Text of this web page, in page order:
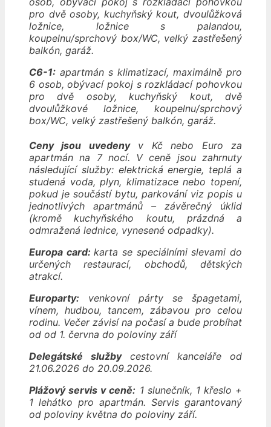
pro dvě osoby, kuchyňský kout, dvoulůžková
ložnice, ložnice s palandou,
koupelnu/sprchový box/WC, velký zastřešený
balkón, garáž.
C6-1: apartmán s klimatizací, maximálně pro
6 osob, obývací pokoj s rozkládací pohovkou
pro dvě osoby, kuchyňský kout, dvě
dvoulůžkové ložnice, koupelnu/sprchový
box/WC, velký zastřešený balkón, garáž.
Ceny jsou uvedenyv Kč nebo Euro za
apartmán na 7 nocí. V ceně jsou zahrnuty
následující služby: elektrická energie, teplá a
studená voda, plyn, klimatizace nebo topení,
pokud je součástí bytu, parkování viz popis u
jednotlivých apartmánů – závěrečný úklid
(kromě kuchyňského koutu, prázdná a
odmražená lednice, vynesené odpadky).
Europa card:karta se speciálními slevami do
určených restaurací, obchodů, dětských
atrakcí.
Europarty: venkovní párty se špagetami,
vínem, hudbou, tancem, zábavou pro celou
rodinu. Večer závisí na počasí a bude probíhat
od od 1. června do poloviny září
Delegátské službycestovní kanceláře od
21.06.2026 do 20.09.2026.
Plážový servis v ceně: 1 slunečník, 1 křeslo +
1 lehátko pro apartmán. Servis garantovaný
od poloviny května do poloviny září.